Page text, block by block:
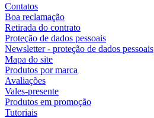
Contatos
Boa reclamação
Retirada do contrato
Proteção de dados pessoais
Newsletter - proteção de dados pessoais
Mapa do site
Produtos por marca
Avaliações
Vales-presente
Produtos em promoção
Tutoriais